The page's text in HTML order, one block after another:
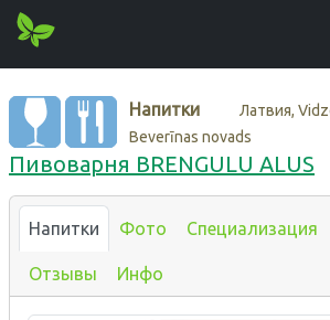
Напитки
Латвия,
Beverīnas novads
Пивоварня BRENGULU ALUS
Напитки Фото Специализация
Отзывы Инфо